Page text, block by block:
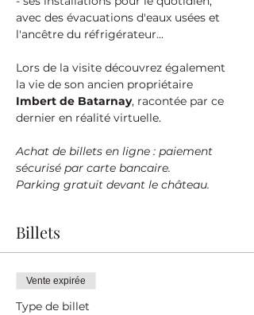
avec des évacuations d'eaux usées et
l'ancêtre du réfrigérateur...
Lors de la visite découvrez également
la vie de son ancien propriétaire
Imbert de Batarnay, racontée par ce
dernier en réalité virtuelle.
Achat de billets en ligne : paiement
sécurisé par carte bancaire.
Parking gratuit devant le château.
Billets
Vente expirée
Type de billet